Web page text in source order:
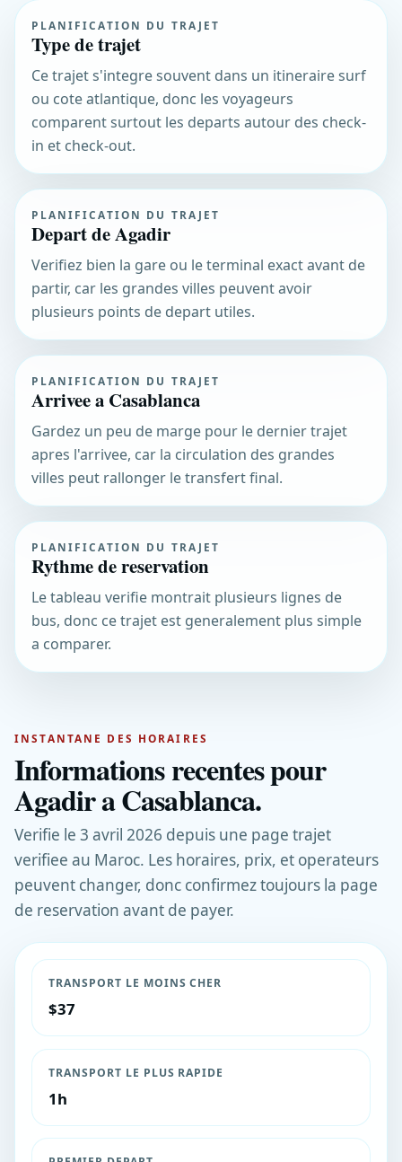
PLANIFICATION DU TRAJET
Type de trajet
Ce trajet s'integre souvent dans un itineraire surf
ou cote atlantique, donc les voyageurs
comparent surtout les departs autour des check-
in et check-out.
PLANIFICATION DU TRAJET
Depart de Agadir
Verifiez bien la gare ou le terminal exact avant de
partir, car les grandes villes peuvent avoir
plusieurs points de depart utiles.
PLANIFICATION DU TRAJET
Arrivee a Casablanca
Gardez un peu de marge pour le dernier trajet
apres l'arrivee, car la circulation des grandes
villes peut rallonger le transfert final.
PLANIFICATION DU TRAJET
Rythme de reservation
Le tableau verifie montrait plusieurs lignes de
bus, donc ce trajet est generalement plus simple
a comparer.
INSTANTANE DES HORAIRES
Informations recentes pour
Agadir a Casablanca.
Verifie le 3 avril 2026 depuis une page trajet
verifiee au Maroc. Les horaires, prix, et operateurs
peuvent changer, donc confirmez toujours la page
de reservation avant de payer.
TRANSPORT LE MOINS CHER
$37
TRANSPORT LE PLUS RAPIDE
1h